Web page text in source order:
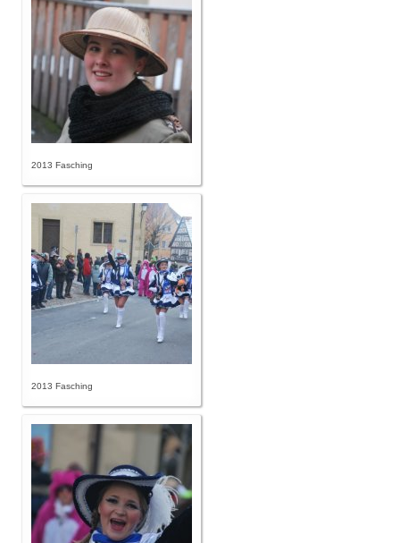
2013 Fasching
2013 Fasching